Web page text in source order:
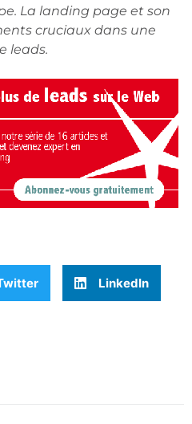
La landing page et son
cruciaux dans une
leads.
LinkedIn